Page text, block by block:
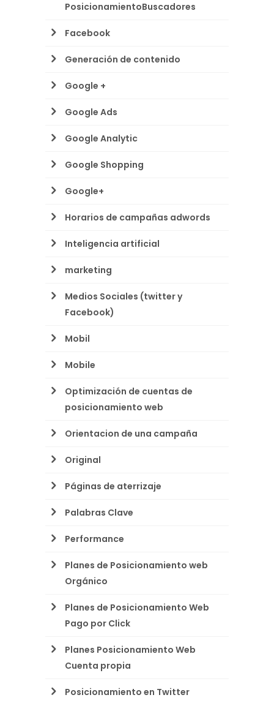
PosicionamientoBuscadores
Facebook
Generación de contenido
Google +
Google Ads
Google Analytic
Google Shopping
Google+
Horarios de campañas adwords
Inteligencia artificial
marketing
Medios Sociales (twitter y
Facebook)
Mobil
Mobile
Optimización de cuentas de
posicionamiento web
Orientacion de una campaña
Original
Páginas de aterrizaje
Palabras Clave
Performance
Planes de Posicionamiento web
Orgánico
Planes de Posicionamiento Web
Pago por Click
Planes Posicionamiento Web
Cuenta propia
Posicionamiento en Twitter